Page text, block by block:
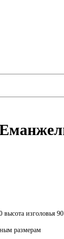
высота изголовья
размерам